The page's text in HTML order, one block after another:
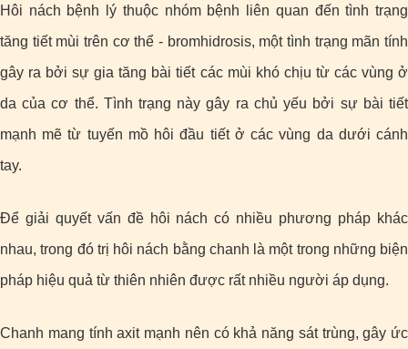
Hôi nách bệnh lý thuộc nhóm bệnh liên quan đến tình trạng
tăng tiết mùi trên cơ thể - bromhidrosis, một tình trạng mãn tính
gây ra bởi sự gia tăng bài tiết các mùi khó chịu từ các vùng ở
da của cơ thể. Tình trạng này gây ra chủ yếu bởi sự bài tiết
mạnh mẽ từ tuyến mồ hôi đầu tiết ở các vùng da dưới cánh
tay.
Để giải quyết vấn đề hôi nách có nhiều phương pháp khác
nhau, trong đó trị hôi nách bằng chanh là một trong những biện
pháp hiệu quả từ thiên nhiên được rất nhiều người áp dụng.
Chanh mang tính axit mạnh nên có khả năng sát trùng, gây ức